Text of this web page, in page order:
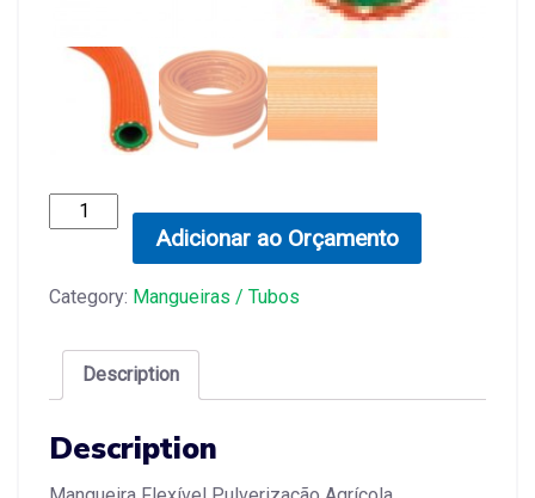
Mangueira
Pulverizador
Adicionar ao Orçamento
Category: Mangueiras / Tubos
Description
Description